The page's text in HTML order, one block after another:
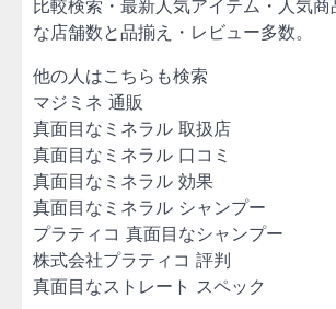
比較検索・最新人気アイテム・人気
な店舗数と品揃え・レビュー多数。
他の人はこちらも検索
マジミネ 通販
真面目なミネラル 取扱店
真面目なミネラル 口コミ
真面目なミネラル 効果
真面目なミネラル シャンプー
プラティコ 真面目なシャンプー
株式会社プラティコ 評判
真面目なストレート スペック